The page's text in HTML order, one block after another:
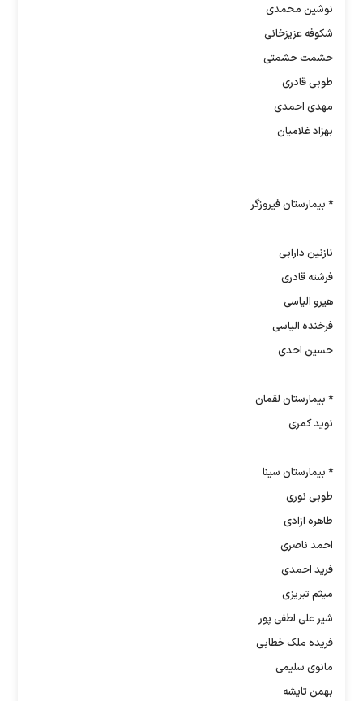
نوشین محمدی
شکوفه‌ عزیزخانی
حشمت حشمتی
طوبی قادری
مهدی احمدی
بهزاد غلامیان
* بیمارستان فیروزگر
نازنین دارابی
فرشته قادری
هیرو الیاسی
فرخنده الیاسی
حسین احدی
* بیمارستان لقمان
نوید کمری
* بیمارستان سینا
طوبی نوری
طاهره ازادی
احمد ناصری
فرید احمدی
میثم تبریزی
شیر علی لطفی پور
فریده ملک خطابی
مانوی سلیمی
بهمن تایشه